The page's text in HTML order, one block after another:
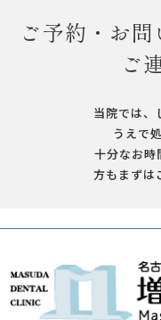
ご予約・お
ご
当院では、
うえで
十分なお時
方もまずは